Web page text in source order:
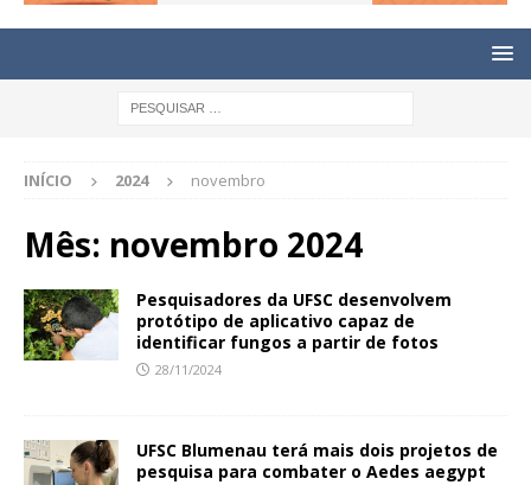
INÍCIO 2024 novembro
Mês: novembro 2024
Pesquisadores da UFSC desenvolvem
protótipo de aplicativo capaz de
identificar fungos a partir de fotos
28/11/2024
UFSC Blumenau terá mais dois projetos de
pesquisa para combater o Aedes aegypt